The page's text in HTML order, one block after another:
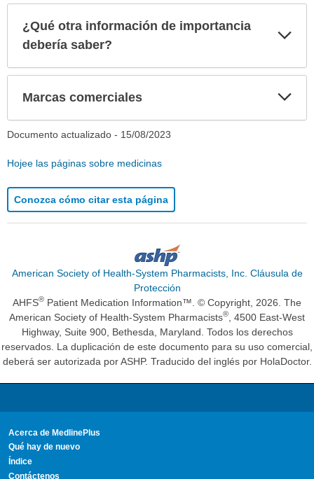
¿Qué otra información de importancia
debería saber?
Marcas comerciales
Documento actualizado - 15/08/2023
Hojee las páginas sobre medicinas
Conozca cómo citar esta página
American Society of Health-System Pharmacists, Inc. Cláusula de
Protección
AHFS® Patient Medication Information™. © Copyright, 2026. The
American Society of Health-System Pharmacists®
, 4500 East-West
Highway, Suite 900, Bethesda, Maryland. Todos los derechos
reservados. La duplicación de este documento para su uso comercial,
deberá ser autorizada por ASHP. Traducido del inglés por HolaDoctor.
Acerca de MedlinePlus
Qué hay de nuevo
Índice
Contáctenos